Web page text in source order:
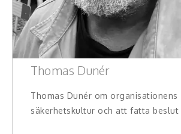
Thomas Dunér
Thomas Dunér om organisationens
säkerhetskultur och att fatta beslut